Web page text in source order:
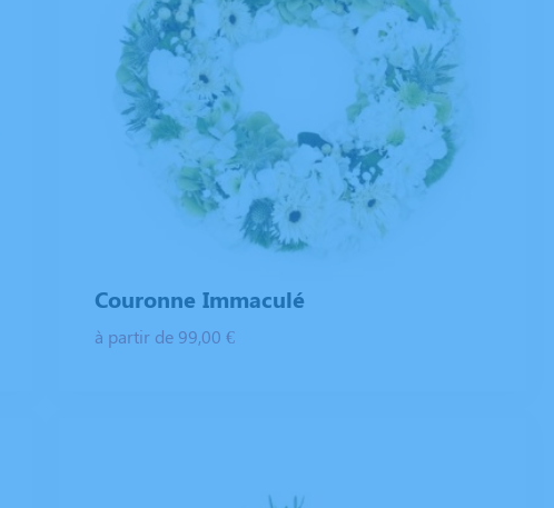
Couronne Immaculé
à partir de 99,00 €